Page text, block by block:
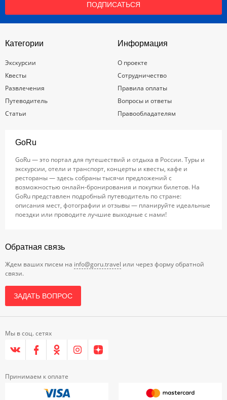
ПОДПИСАТЬСЯ
Категории
Экскурсии
Квесты
Развлечения
Путеводитель
Статьи
Информация
О проекте
Сотрудничество
Правила оплаты
Вопросы и ответы
Правообладателям
GoRu
GoRu — это портал для путешествий и отдыха в России. Туры и
экскурсии, отели и транспорт, концерты и квесты, кафе и
рестораны — здесь собраны тысячи предложений с
возможностью онлайн-бронирования и покупки билетов. На
GoRu представлен подробный путеводитель по стране:
описания мест, фотографии и отзывы — планируйте идеальные
поездки или проводите лучшие выходные с нами!
Обратная связь
Ждем ваших писем на info@goru.travel или через форму обратной
связи.
ЗАДАТЬ ВОПРОС
Мы в соц. сетях
Принимаем к оплате